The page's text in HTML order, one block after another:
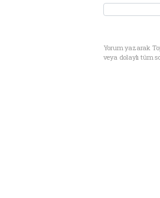
Yorum yazarak
veya dolaylı tüm